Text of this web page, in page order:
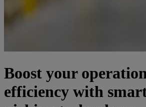
Boost your
efficiency with